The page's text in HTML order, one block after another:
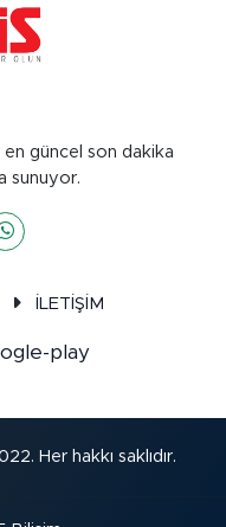
en güncel son dakika
sunuyor.
İLETİŞİM
Her hakkı saklıdır.